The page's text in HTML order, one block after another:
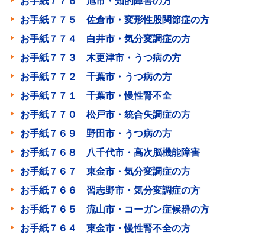
お手紙７７５ 佐倉市・変形性股関節症の方
お手紙７７４ 白井市・気分変調症の方
お手紙７７３ 木更津市・うつ病の方
お手紙７７２ 千葉市・うつ病の方
お手紙７７１ 千葉市・慢性腎不全
お手紙７７０ 松戸市・統合失調症の方
お手紙７６９ 野田市・うつ病の方
お手紙７６８ 八千代市・高次脳機能障害
お手紙７６７ 東金市・気分変調症の方
お手紙７６６ 習志野市・気分変調症の方
お手紙７６５ 流山市・コーガン症候群の方
お手紙７６４ 東金市・慢性腎不全の方